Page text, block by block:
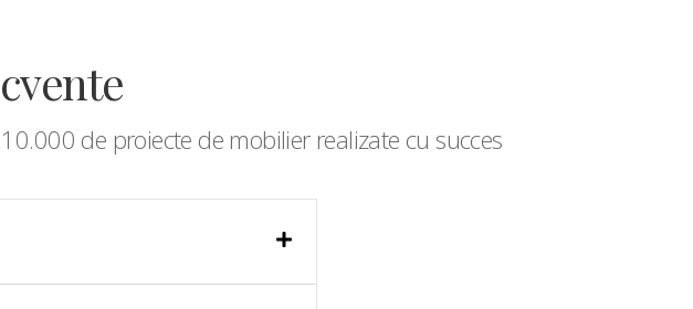
de proiecte de mobilier realizate cu succes